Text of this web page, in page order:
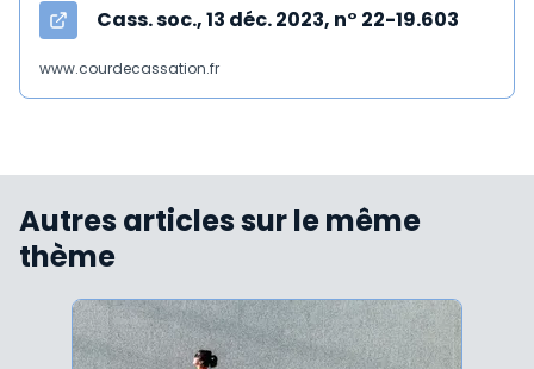
Cass. soc., 13 déc. 2023, n° 22-19.603
www.courdecassation.fr
Autres articles sur le même
thème